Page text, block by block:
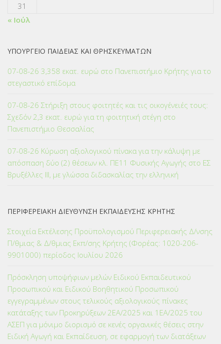
31
« Ιούλ
ΥΠΟΥΡΓΕΙΟ ΠΑΙΔΕΙΑΣ ΚΑΙ ΘΡΗΣΚΕΥΜΑΤΩΝ
07-08-26 3,358 εκατ. ευρώ στο Πανεπιστήμιο Κρήτης για το
στεγαστικό επίδομα
07-08-26 Στήριξη στους φοιτητές και τις οικογένειές τους:
Σχεδόν 2,3 εκατ. ευρώ για τη φοιτητική στέγη στο
Πανεπιστήμιο Θεσσαλίας
07-08-26 Κύρωση αξιολογικού πίνακα για την κάλυψη με
απόσπαση δύο (2) θέσεων κλ. ΠΕ11 Φυσικής Αγωγής στο ΕΣ
Βρυξέλλες ΙΙΙ, με γλώσσα διδασκαλίας την ελληνική
ΠΕΡΙΦΕΡΕΙΑΚΗ ΔΙΕΥΘΥΝΣΗ ΕΚΠΑΙΔΕΥΣΗΣ ΚΡΗΤΗΣ
Στοιχεία Εκτέλεσης Προϋπολογισμού Περιφερειακής Δ/νσης
Π/θμιας & Δ/θμιας Εκπ/σης Κρήτης (Φορέας: 1020-206-
9901000) περίοδος Ιουλίου 2026
Πρόσκληση υποψήφιων μελών Ειδικού Εκπαιδευτικού
Προσωπικού και Ειδικού Βοηθητικού Προσωπικού
εγγεγραμμένων στους τελικούς αξιολογικούς πίνακες
κατάταξης των Προκηρύξεων 2ΕΑ/2025 και 1ΕΑ/2025 του
ΑΣΕΠ για μόνιμο διορισμό σε κενές οργανικές θέσεις στην
Ειδική Αγωγή και Εκπαίδευση, σε εφαρμογή των διατάξεων